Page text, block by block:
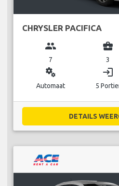
CHRYSLER PACIFICA
group
7
business_center
3
miscellaneous_services
Automaat
login
5
DETAILS